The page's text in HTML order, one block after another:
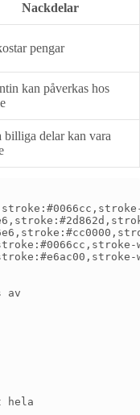
Nackdelar
pengar
kan påverkas hos
billiga delar kan vara
av
hela